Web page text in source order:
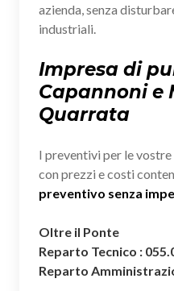
azienda, senza
industriali.
Impresa di
Capannoni e
Quarrata
I preventivi per le
con prezzi e costi
preventivo senza
Oltre il Ponte
Reparto Tecnico :
Reparto